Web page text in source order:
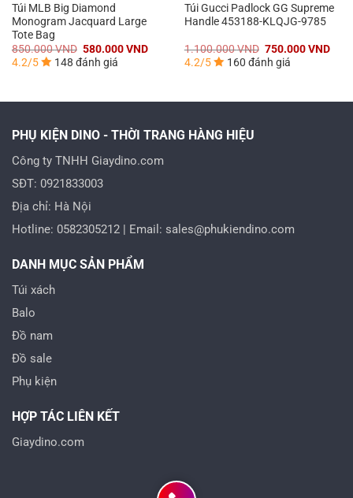
Túi MLB Big Diamond
Monogram Jacquard Large
Tote Bag
850.000VND Giá
gốc
là:
580.000VNDGiá
4.2/5 148 đánh giá
Túi Gucci Padlock GG Supreme
Handle 453188-KLQJG-9785
1.100.000VND Giá
gốc
là:
750.000VNDGiá
4.2/5 160 đánh giá
PHỤ KIỆN DINO - THỜI TRANG HÀNG HIỆU
Công ty TNHH Giaydino.com
SĐT: 0921833003
Địa chỉ: Hà Nội
Hotline: 0582305212 | Email: sales@phukiendino.com
DANH MỤC SẢN PHẨM
Túi xách
Balo
Đồ nam
Đồ sale
Phụ kiện
HỢP TÁC LIÊN KẾT
Giaydino.com